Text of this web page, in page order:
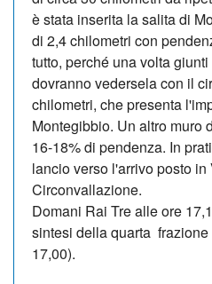
è stata inserita la salita di
di 2,4 chilometri con
tutto, perché una volta
dovranno vedersela con il
chilometri, che presenta
Montegibbio. Un altro muro
16-18% di pendenza. In
lancio verso l'arrivo posto
Circonvallazione.
Domani Rai Tre alle ore
sintesi della quarta
17,00).